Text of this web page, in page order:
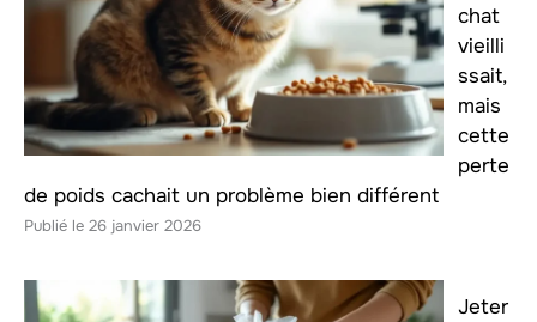
chat
vieilli
ssait,
mais
cette
perte
de poids cachait un problème bien différent
26 janvier 2026
Jeter